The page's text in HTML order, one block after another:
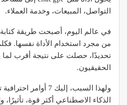
التواصل، المبيعات، وخدمة العملاء.
في عالم اليوم، أصبحت طريقة كتابة
من مجرد استخدام الأداة نفسها.
تحديدًا، حصلت على نتيجة أقرب لما
الحقيقيون.
ولهذا السبب، إليك 7
الذكاء الاصطناعي أكثر قوة، تأثيرًا،